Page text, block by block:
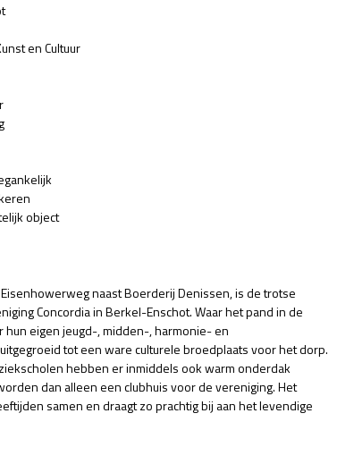
en Cultuur
object
naast Boerderij Denissen, is de trotse
Concordia in Berkel-Enschot. Waar het pand in de
eigen jeugd-, midden-, harmonie- en
tot een ware culturele broedplaats voor het dorp.
hebben er inmiddels ook warm onderdak
dan alleen een clubhuis voor de vereniging. Het
samen en draagt zo prachtig bij aan het levendige